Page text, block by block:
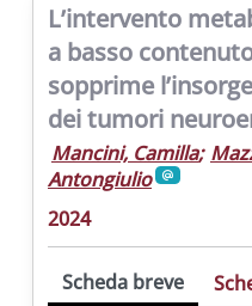
L’intervento
a basso
sopprime
dei tumori
Mancini, Camilla;
Antongiulio
2024
Scheda breve